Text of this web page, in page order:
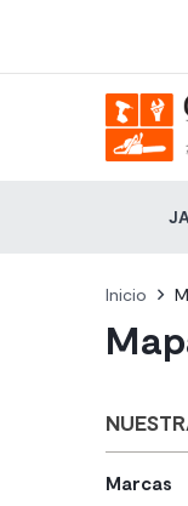
Inicio
Marcas